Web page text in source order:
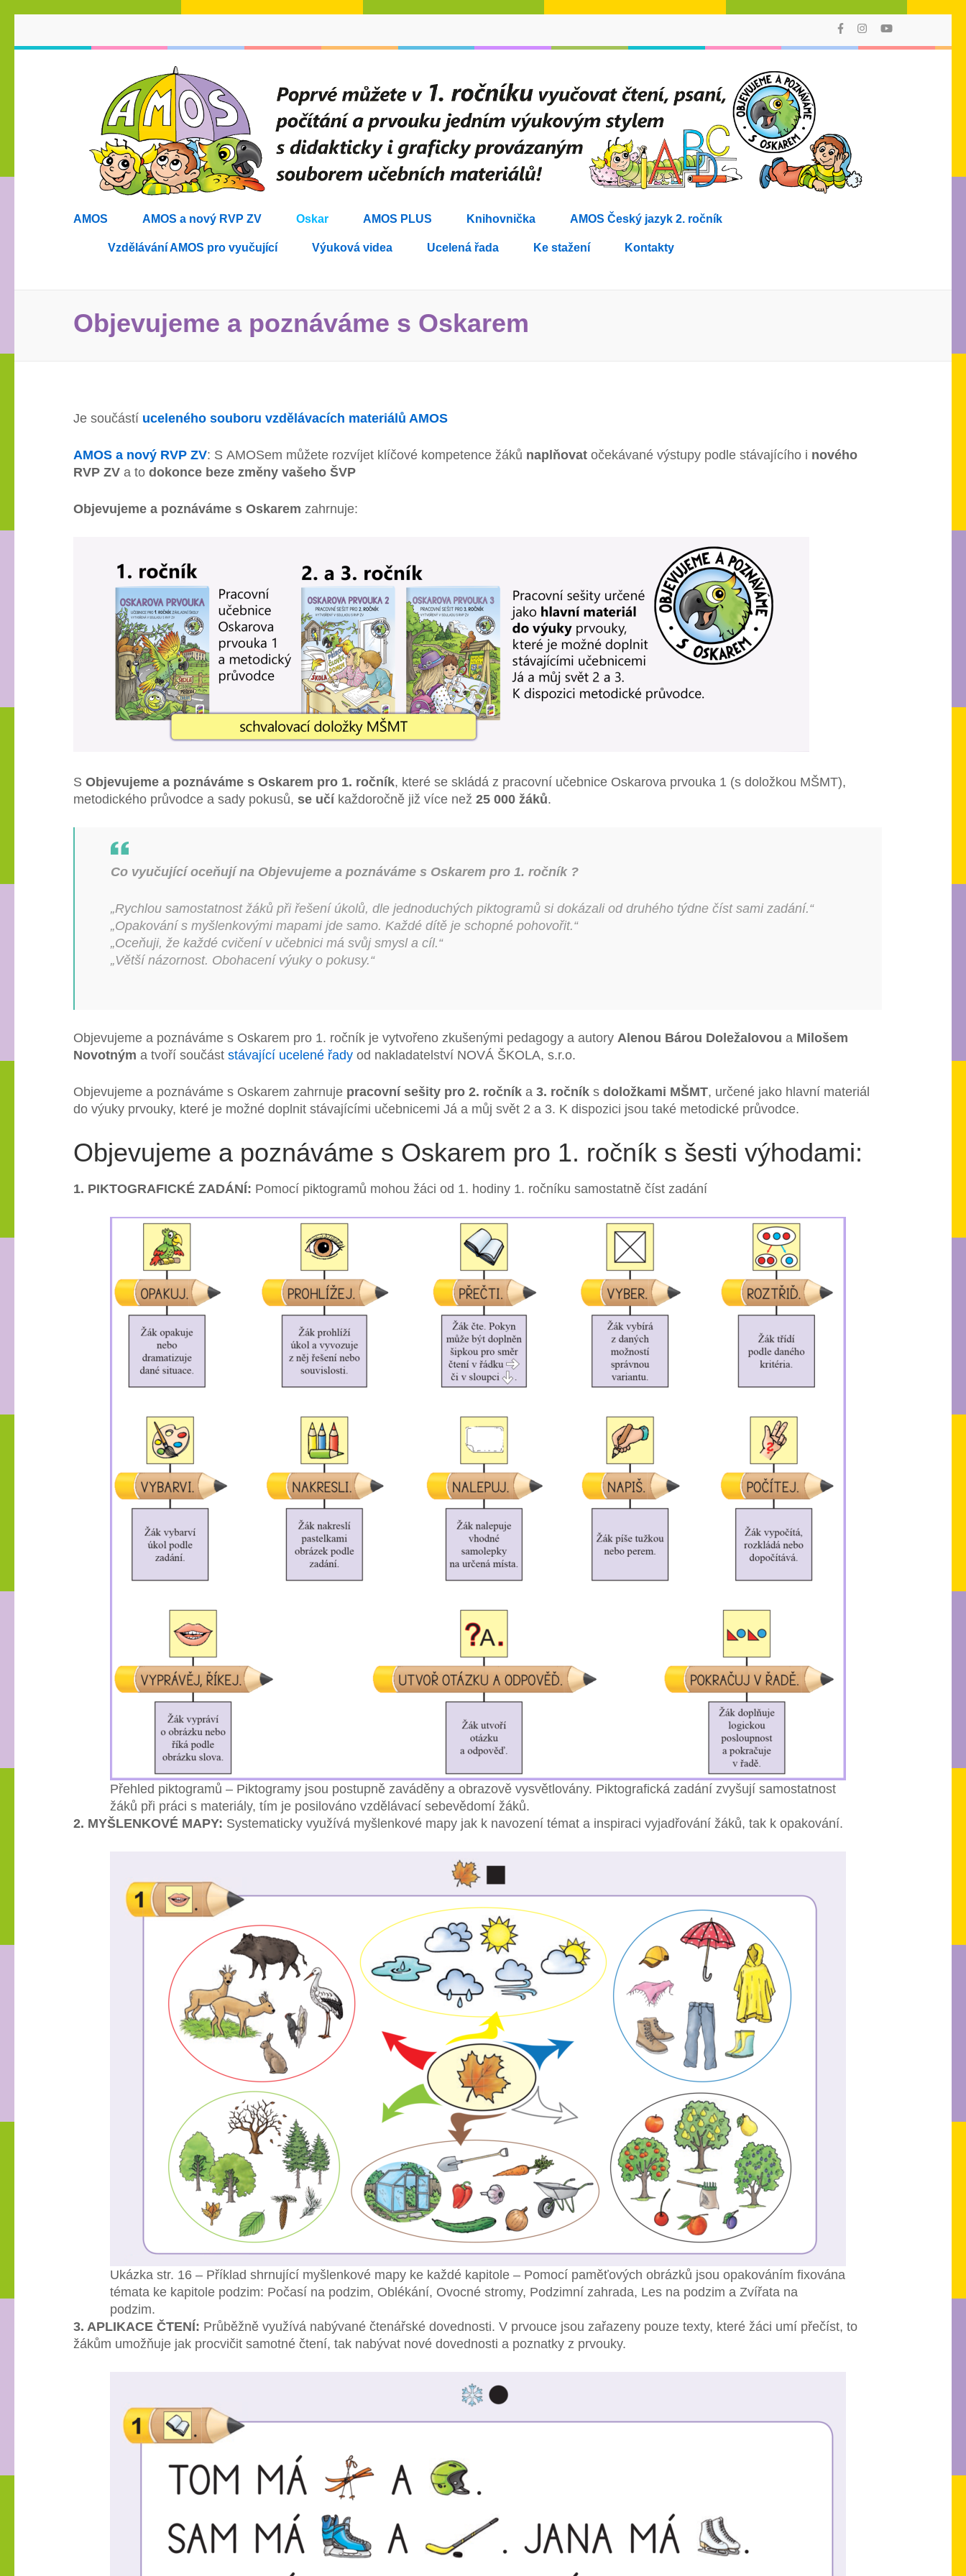
AMOS AMOS a nový RVP ZV Oskar AMOS PLUS Knihovnička AMOS Český jazyk 2. ročník
Vzdělávání AMOS pro vyučující Výuková videa Ucelená řada Ke stažení Kontakty
Objevujeme a poznáváme s Oskarem
Je součástí uceleného souboru vzdělávacích materiálů AMOS
AMOS a nový RVP ZV: S AMOSem můžete rozvíjet klíčové kompetence žáků naplňovat očekávané výstupy podle stávajícího i nového
RVP ZV a to dokonce beze změny vašeho ŠVP
Objevujeme a poznáváme s Oskarem zahrnuje:
S Objevujeme a poznáváme s Oskarem pro 1. ročník, které se skládá z pracovní učebnice Oskarova prvouka 1 (s doložkou MŠMT),
metodického průvodce a sady pokusů, se učí každoročně již více než 25 000 žáků.
Co vyučující oceňují na Objevujeme a poznáváme s Oskarem pro 1. ročník ?
„Rychlou samostatnost žáků při řešení úkolů, dle jednoduchých piktogramů si dokázali od druhého týdne číst sami zadání.“
„Opakování s myšlenkovými mapami jde samo. Každé dítě je schopné pohovořit.“
„Oceňuji, že každé cvičení v učebnici má svůj smysl a cíl.“
„Větší názornost. Obohacení výuky o pokusy.“
Objevujeme a poznáváme s Oskarem pro 1. ročník je vytvořeno zkušenými pedagogy a autory Alenou Bárou Doležalovou a Milošem
Novotným a tvoří součást stávající ucelené řady od nakladatelství NOVÁ ŠKOLA, s.r.o.
Objevujeme a poznáváme s Oskarem zahrnuje pracovní sešity pro 2. ročník a 3. ročník s doložkami MŠMT, určené jako hlavní materiál
do výuky prvouky, které je možné doplnit stávajícími učebnicemi Já a můj svět 2 a 3. K dispozici jsou také metodické průvodce.
Objevujeme a poznáváme s Oskarem pro 1. ročník s šesti výhodami:
1. PIKTOGRAFICKÉ ZADÁNÍ: Pomocí piktogramů mohou žáci od 1. hodiny 1. ročníku samostatně číst zadání
Přehled piktogramů – Piktogramy jsou postupně zaváděny a obrazově vysvětlovány. Piktografická zadání zvyšují samostatnost
žáků při práci s materiály, tím je posilováno vzdělávací sebevědomí žáků.
2. MYŠLENKOVÉ MAPY: Systematicky využívá myšlenkové mapy jak k navození témat a inspiraci vyjadřování žáků, tak k opakování.
Ukázka str. 16 – Příklad shrnující myšlenkové mapy ke každé kapitole – Pomocí paměťových obrázků jsou opakováním fixována
témata ke kapitole podzim: Počasí na podzim, Oblékání, Ovocné stromy, Podzimní zahrada, Les na podzim a Zvířata na
podzim.
3. APLIKACE ČTENÍ: Průběžně využívá nabývané čtenářské dovednosti. V prvouce jsou zařazeny pouze texty, které žáci umí přečíst, to
žákům umožňuje jak procvičit samotné čtení, tak nabývat nové dovednosti a poznatky z prvouky.